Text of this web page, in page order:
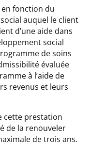
fonction du
auquel le client
d’une aide dans
social
de soins
évaluée
à l’aide de
revenus et leurs
cette prestation
de la renouveler
de trois ans.